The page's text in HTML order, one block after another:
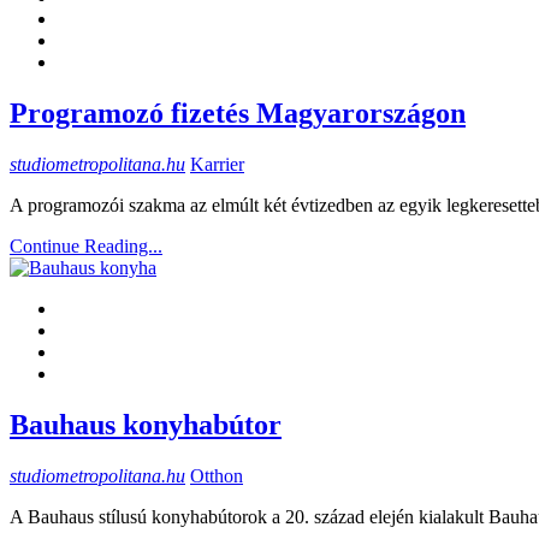
Programozó fizetés Magyarországon
studiometropolitana.hu Karrier
A programozói szakma az elmúlt két évtizedben az egyik
Continue Reading...
Bauhaus konyhabútor
studiometropolitana.hu Otthon
A Bauhaus stílusú konyhabútorok a 20. század elején kialakult